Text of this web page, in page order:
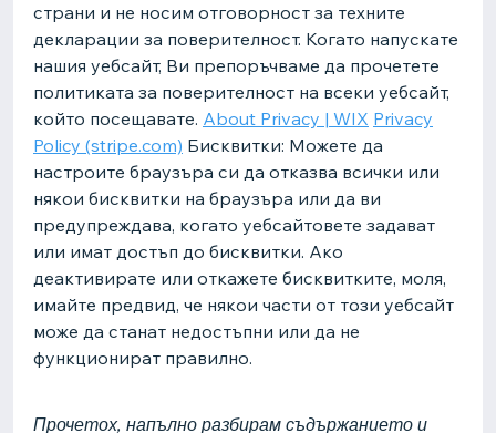
страни и не носим отговорност за техните
декларации за поверителност. Когато напускате
нашия уебсайт, Ви препоръчваме да прочетете
политиката за поверителност на всеки уебсайт,
който посещавате. About Privacy | WIX Privacy
Policy (stripe.com) Бисквитки: Можете да
настроите браузъра си да отказва всички или
някои бисквитки на браузъра или да ви
предупреждава, когато уебсайтовете задават
или имат достъп до бисквитки. Ако
деактивирате или откажете бисквитките, моля,
имайте предвид, че някои части от този уебсайт
може да станат недостъпни или да не
функционират правилно.
Прочетох, напълно разбирам съдържанието и